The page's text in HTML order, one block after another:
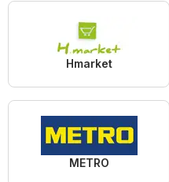
Hmarket
METRO